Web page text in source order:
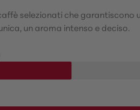
selezionati che garantiscono
un aroma intenso e deciso.